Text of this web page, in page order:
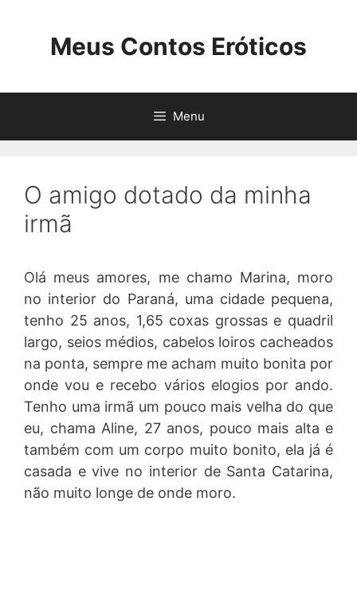
Meus Contos Eróticos
Menu
O amigo dotado da minha
irmã
Olá meus amores, me chamo Marina, moro
no interior do Paraná, uma cidade pequena,
tenho 25 anos, 1,65 coxas grossas e quadril
largo, seios médios, cabelos loiros cacheados
na ponta, sempre me acham muito bonita por
onde vou e recebo vários elogios por ando.
Tenho uma irmã um pouco mais velha do que
eu, chama Aline, 27 anos, pouco mais alta e
também com um corpo muito bonito, ela já é
casada e vive no interior de Santa Catarina,
não muito longe de onde moro.